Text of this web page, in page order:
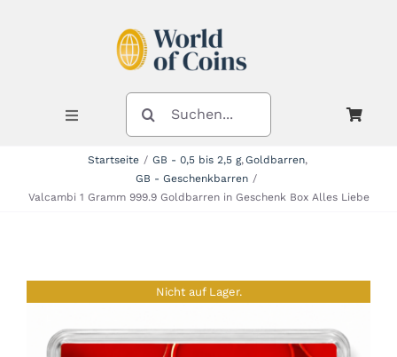
Toggle
Navigation
Neuheiten
SUCHE
NACH:
Startseite GB - 0,5 bis 2,5 g Goldbarren
GB - Geschenkbarren
Valcambi 1 Gramm 999.9 Goldbarren in Geschenk Box Alles Liebe
Nicht auf Lager.